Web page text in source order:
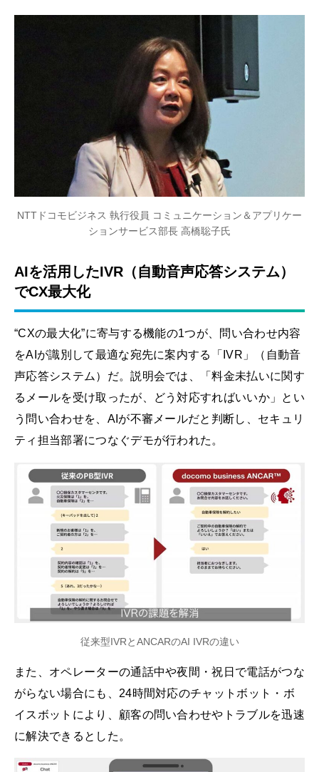
NTTドコモビジネス 執行役員 コミュニケーション＆アプリケー
ションサービス部長 高橋聡子氏
AIを活用したIVR（自動音声応答システム）
でCX最大化
“CXの最大化”に寄与する機能の1つが、問い合わせ内容
をAIが識別して最適な宛先に案内する「IVR」（自動音
声応答システム）だ。説明会では、「料金未払いに関す
るメールを受け取ったが、どう対応すればいいか」とい
う問い合わせを、AIが不審メールだと判断し、セキュリ
ティ担当部署につなぐデモが行われた。
従来型IVRとANCARのAI IVRの違い
また、オペレーターの通話中や夜間・祝日で電話がつな
がらない場合にも、24時間対応のチャットボット・ボ
イスボットにより、顧客の問い合わせやトラブルを迅速
に解決できるとした。